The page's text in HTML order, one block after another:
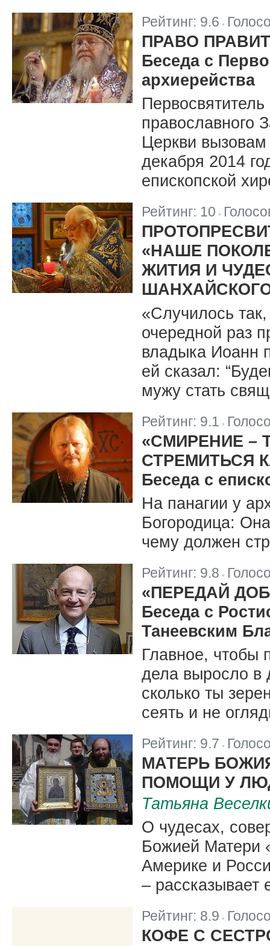
Рейтинг: 9.6
ПРАВО
Беседа с
архиерейства
православного
Церкви
декабря 2014
епископской
Рейтинг: 10
«НАШЕ
ЖИТИЯ И
«Случилось
очередной раз
владыка Иоанн
ей сказал:
мужу стать
Рейтинг: 9.1 |
«СМИРЕНИЕ –
СТРЕМИТЬСЯ
Беседа с
На панагии у
Богородица:
чему должен
Рейтинг: 9.8 |
«ПЕРЕДАЙ
Беседа с
Танеевским
Главное, чтобы
дела выросло в
сколько ты
сеять и не
Рейтинг: 9.7
МАТЕРЬ
ПОМОЩИ У
Татьяна
О чудесах,
Божией Матери
Америке и
– рассказывает
Рейтинг: 8.9
КОФЕ С